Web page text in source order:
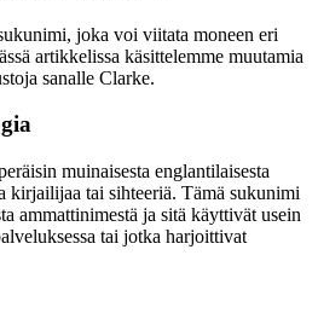
joka voi viitata moneen eri
artikkelissa käsittelemme muutamia
sanalle Clarke.
muinaisesta englantilaisesta
kirjailijaa tai sihteeriä. Tämä sukunimi
ammattinimestä ja sitä käyttivät usein
tai jotka harjoittivat